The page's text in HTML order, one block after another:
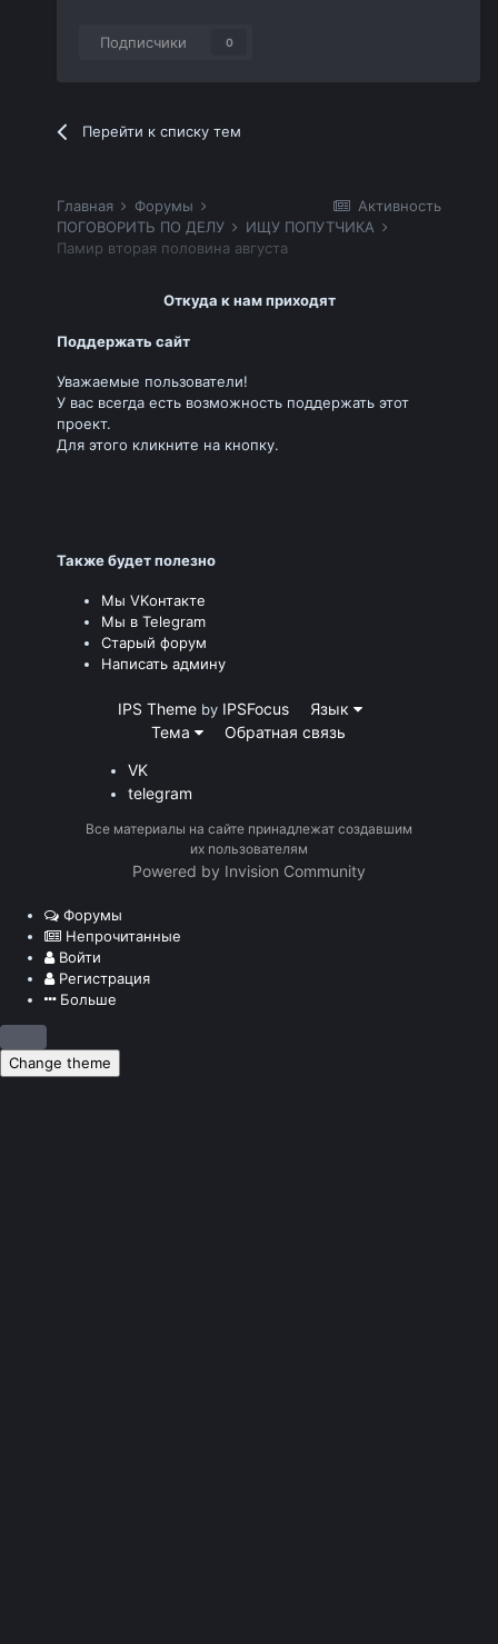
Подписчики 0
Перейти к списку тем
Активность
Главная
Форумы
ПОГОВОРИТЬ ПО ДЕЛУ
ИЩУ ПОПУТЧИКА
Памир вторая половина августа
Откуда к нам приходят
Поддержать сайт
Уважаемые пользователи!
У вас всегда есть возможность поддержать этот
проект.
Для этого кликните на кнопку.
Также будет полезно
Мы VKонтакте
Мы в Telegram
Старый форум
Написать админу
IPS Theme by IPSFocus
Язык
Тема
Обратная связь
VK
telegram
Все материалы на сайте принадлежат создавшим
их пользователям
Powered by Invision Community
Форумы
Непрочитанные
Войти
Регистрация
Больше
Change theme